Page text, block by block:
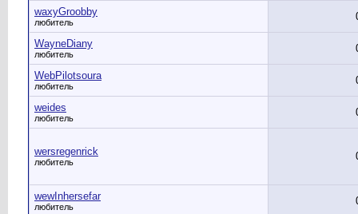
waxyGroobby
любитель
WayneDiany
любитель
WebPilotsoura
любитель
weides
любитель
wersregenrick
любитель
wewInhersefar
любитель